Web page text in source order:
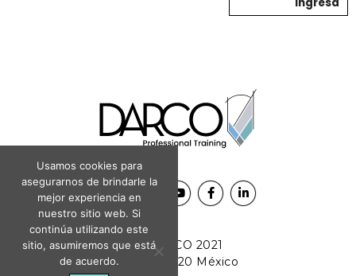
© DARCO 2021
CDMX, 11520 México
ingresa
Usamos cookies para
asegurarnos de brindarle la
mejor experiencia en
nuestro sitio web. Si
continúa utilizando este
sitio, asumiremos que está
de acuerdo.